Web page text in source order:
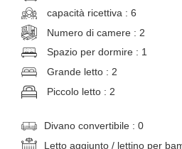
capacità ricettiva : 6
Numero di camere : 2
Spazio per dormire : 1
Grande letto : 2
Piccolo letto : 2
Divano convertibile : 0
Letto aggiunto / lettino per